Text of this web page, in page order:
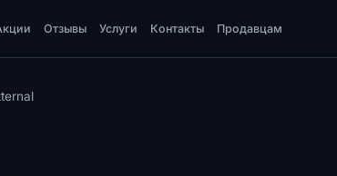
Отзывы Услуги Контакты Продавцам